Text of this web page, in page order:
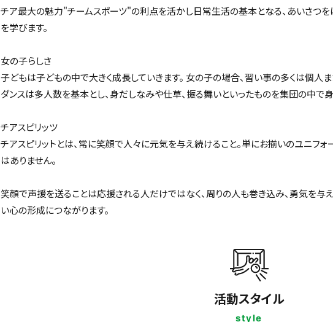
チア最大の魅力"チームスポーツ"の利点を活かし日常生活の基本となる、あいさつ
を学びます。
女の子らしさ
子どもは子どもの中で大きく成長していきます。 女の子の場合、習い事の多くは個人
ダンスは多人数を基本とし、身だしなみや仕草、振る舞いといったものを集団の中で
チアスピリッツ
チアスピリットとは、常に笑顔で人々に元気を与え続けること。単にお揃いのユニフォ
はありません。
笑顔で声援を送ることは応援される人だけではなく、周りの人も巻き込み、勇気を与
い心の形成につながります。
活動スタイル
style